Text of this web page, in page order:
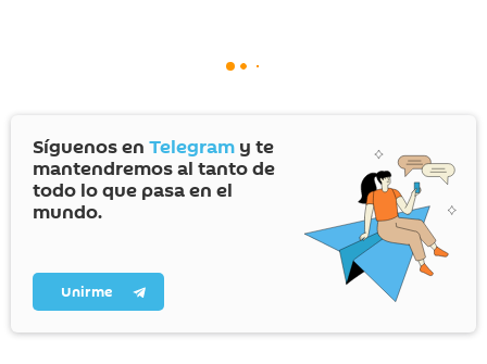
Síguenos en Telegram y te
mantendremos al tanto de
todo lo que pasa en el
mundo.
Unirme